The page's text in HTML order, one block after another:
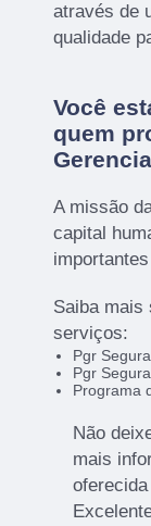
através de
qualidade
Você
quem
A missão
capital
Saiba mais
serviços:
Pgr
Pgr
Programa
Não
mais